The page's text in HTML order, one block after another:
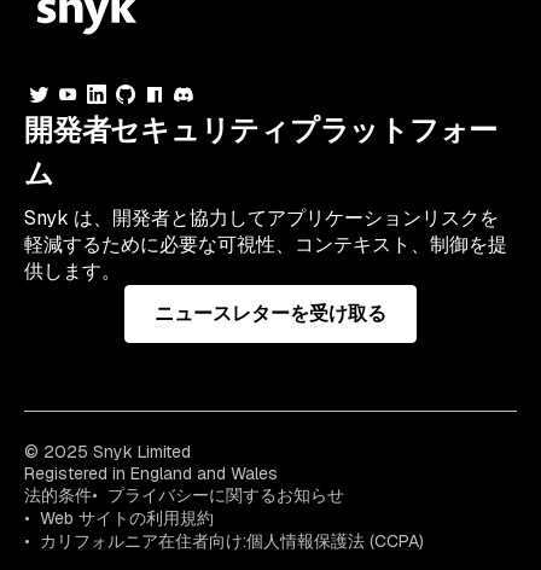
開発者セキュリティプラットフォー
ム
Snyk は、開発者と協力してアプリケーションリスクを
軽減するために必要な可視性、コンテキスト、制御を提
供します。
ニュースレターを受け取る
© 2025 Snyk Limited
Registered in England and Wales
法的条件
プライバシーに関するお知らせ
Web サイトの利用規約
カリフォルニア在住者向け:個人情報保護法 (CCPA)